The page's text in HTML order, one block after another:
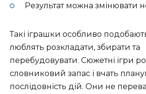
Результат можна змінювати
Такі іграшки особливо
люблять розкладати, збирати та
перебудовувати. Сюжетні ігри
словниковий запас і вчать
послідовність дій. Они не